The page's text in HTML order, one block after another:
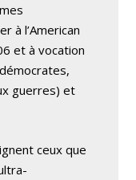
à l’American
et à vocation
guerres) et
ceux que